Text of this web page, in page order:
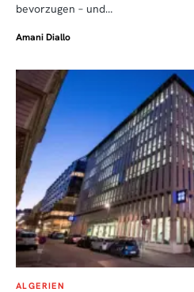
bevorzugen – und…
Amani Diallo
ALGERIEN